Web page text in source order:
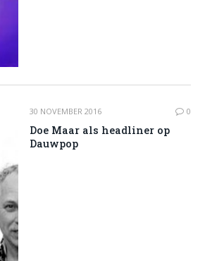
30 NOVEMBER 2016 0
Doe Maar als headliner op
Dauwpop